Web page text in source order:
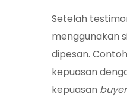
Setelah
menggunakan
dipesan.
kepuasan
kepuasan